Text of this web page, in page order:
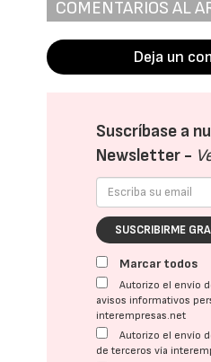
COMENTARIOS AL
Deja un
Suscríbase a
Newsletter -
SUSCRIBIRME
Marcar todos
Autorizo el envío
avisos informativos
interempresas.net
Autorizo el envío
de terceros vía